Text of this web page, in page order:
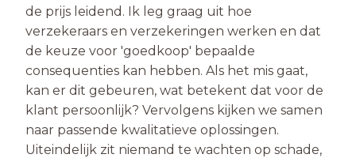
de prijs leidend. Ik leg graag uit hoe
verzekeraars en verzekeringen werken en dat
de keuze voor 'goedkoop' be­paalde
consequenties kan hebben. Als het mis gaat,
kan er dit gebeuren, wat betekent dat voor de
klant per­soonlijk? Vervolgens kijken we samen
naar passende kwalitatieve oplossingen.
Uiteindelijk zit niemand te wachten op schade,